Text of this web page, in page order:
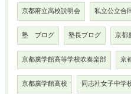
京都府立高校説明会 私立公立合
塾 ブログ 塾長ブログ 京都
京都廣学館高等学校吹奏楽部 京
京都廣学館高校 同志社女子中学